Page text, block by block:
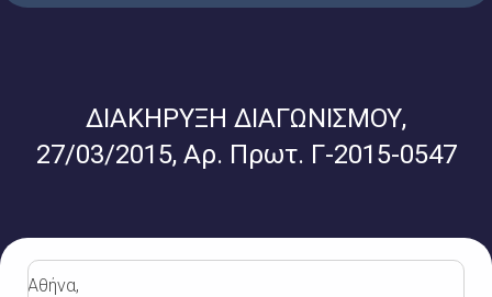
ΔΙΑΚΗΡΥΞΗ ΔΙΑΓΩΝΙΣΜΟΥ,
27/03/2015, Αρ. Πρωτ. Γ-2015-0547
Αθήνα,